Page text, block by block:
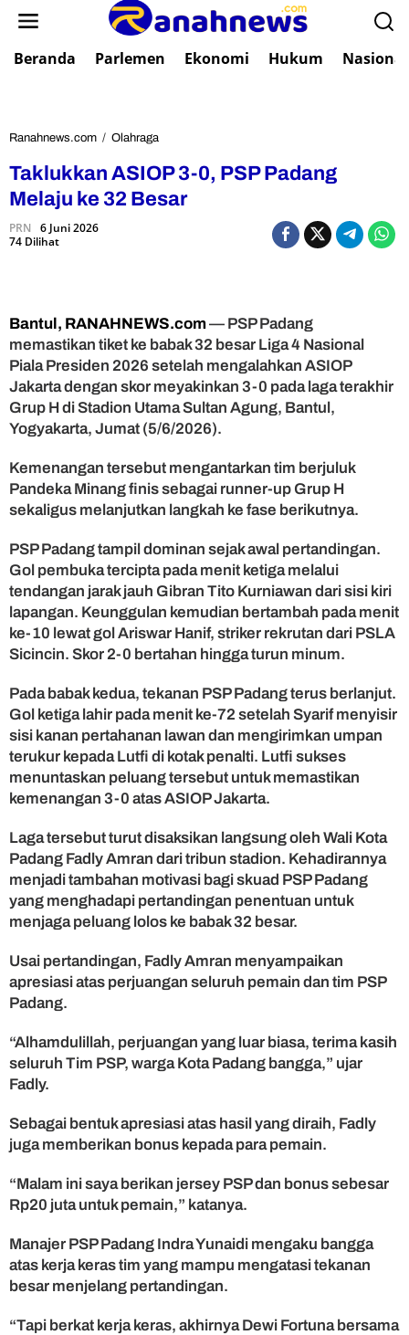
Beranda Parlemen Ekonomi Hukum Nasional
Ranahnews.com / Olahraga
k
l
S
I
P
3
-
0
P
S
d
a
n
g
M
e
a
u
k
e
3
2
e
s
a
r
Taklukkan ASIOP 3-0, PSP Padang
Melaju ke 32 Besar
PRN 6 Juni 2026
74 Dilihat
Bantul, RANAHNEWS.com— PSP Padang
memastikan tiket ke babak 32 besar Liga 4 Nasional
Piala Presiden 2026 setelah mengalahkan ASIOP
Jakarta dengan skor meyakinkan 3-0 pada laga terakhir
Grup H di Stadion Utama Sultan Agung, Bantul,
Yogyakarta, Jumat (5/6/2026).
Kemenangan tersebut mengantarkan tim berjuluk
Pandeka Minang finis sebagai runner-up Grup H
sekaligus melanjutkan langkah ke fase berikutnya.
PSP Padang tampil dominan sejak awal pertandingan.
Gol pembuka tercipta pada menit ketiga melalui
tendangan jarak jauh Gibran Tito Kurniawan dari sisi kiri
lapangan. Keunggulan kemudian bertambah pada menit
ke-10 lewat gol Ariswar Hanif, striker rekrutan dari PSLA
Sicincin. Skor 2-0 bertahan hingga turun minum.
Pada babak kedua, tekanan PSP Padang terus berlanjut.
Gol ketiga lahir pada menit ke-72 setelah Syarif menyisir
sisi kanan pertahanan lawan dan mengirimkan umpan
terukur kepada Lutfi di kotak penalti. Lutfi sukses
menuntaskan peluang tersebut untuk memastikan
kemenangan 3-0 atas ASIOP Jakarta.
Laga tersebut turut disaksikan langsung oleh Wali Kota
Padang Fadly Amran dari tribun stadion. Kehadirannya
menjadi tambahan motivasi bagi skuad PSP Padang
yang menghadapi pertandingan penentuan untuk
menjaga peluang lolos ke babak 32 besar.
Usai pertandingan, Fadly Amran menyampaikan
apresiasi atas perjuangan seluruh pemain dan tim PSP
Padang.
“Alhamdulillah, perjuangan yang luar biasa, terima kasih
seluruh Tim PSP, warga Kota Padang bangga,” ujar
Fadly.
Sebagai bentuk apresiasi atas hasil yang diraih, Fadly
juga memberikan bonus kepada para pemain.
“Malam ini saya berikan jersey PSP dan bonus sebesar
Rp20 juta untuk pemain,” katanya.
Manajer PSP Padang Indra Yunaidi mengaku bangga
atas kerja keras tim yang mampu mengatasi tekanan
besar menjelang pertandingan.
“Tapi berkat kerja keras, akhirnya Dewi Fortuna bersama